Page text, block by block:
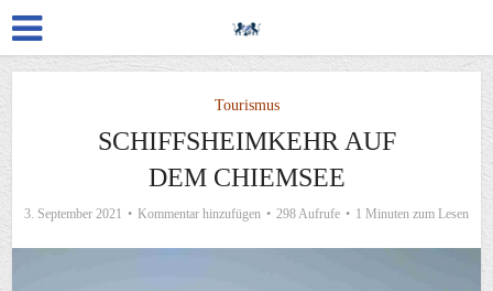
Tourismus
SCHIFFSHEIMKEHR AUF
DEM CHIEMSEE
3. September 2021 Kommentar hinzufügen 298 Aufrufe 1 Minuten zum Lesen